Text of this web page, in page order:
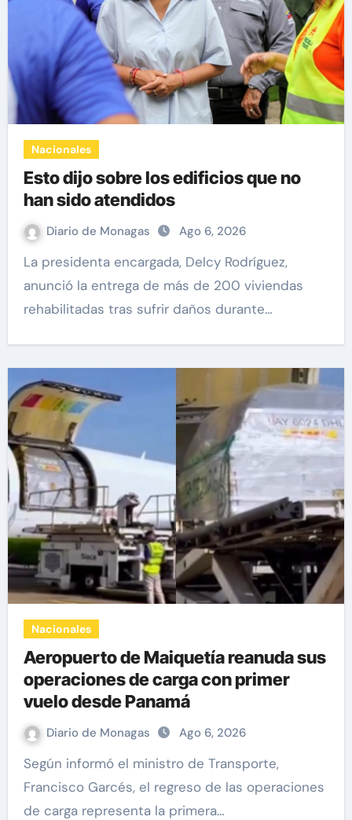
Nacionales
Esto dijo sobre los edificios que no
han sido atendidos
Diario de Monagas Ago 6, 2026
La presidenta encargada, Delcy Rodríguez,
anunció la entrega de más de 200 viviendas
rehabilitadas tras sufrir daños durante…
Nacionales
Aeropuerto de Maiquetía reanuda sus
operaciones de carga con primer
vuelo desde Panamá
Diario de Monagas Ago 6, 2026
Según informó el ministro de Transporte,
Francisco Garcés, el regreso de las operaciones
de carga representa la primera…